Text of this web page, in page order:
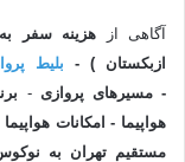
آگاهی از هزینه سفر
ازبکستان ) - بلیط
- مسیرهای پروازی -
هواپیما - امکانات
مستقیم تهران به